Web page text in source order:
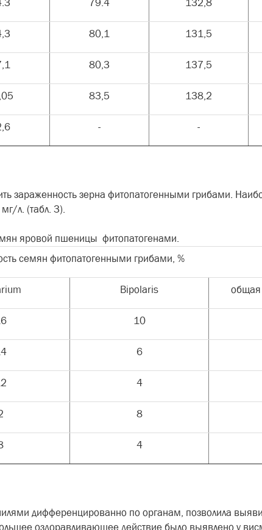
79.4 132,8
80,1 131,5
80,3 137,5
83,5 138,2
- -
зараженность зерна фитопатогенными грибами.
л. (табл. 3).
яровой пшеницы фитопатогенами.
семян фитопатогенными грибами, %
Bipolaris общая
10
6
4
8
4
дифференцированно по органам, позволила
оздоравливающее действие было выявлено у